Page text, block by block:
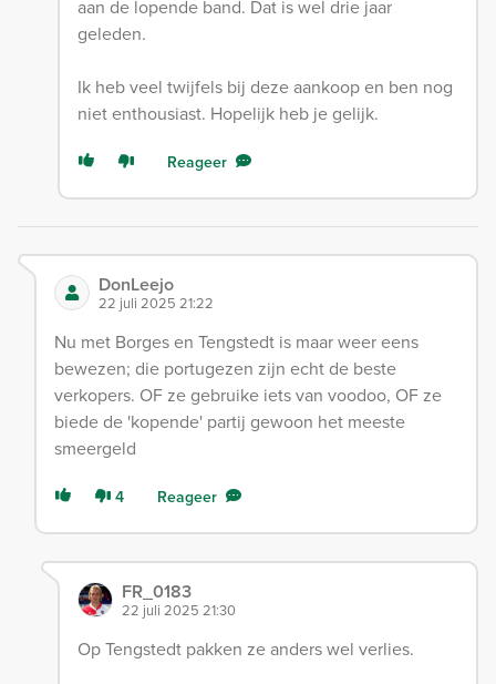
aan de lopende band. Dat is wel drie jaar
geleden.
Ik heb veel twijfels bij deze aankoop en ben nog
niet enthousiast. Hopelijk heb je gelijk.
Reageer
DonLeejo
22 juli 2025 21:22
Nu met Borges en Tengstedt is maar weer eens
bewezen; die portugezen zijn echt de beste
verkopers. OF ze gebruike iets van voodoo, OF ze
biede de 'kopende' partij gewoon het meeste
smeergeld
4 Reageer
FR_0183
22 juli 2025 21:30
Op Tengstedt pakken ze anders wel verlies.